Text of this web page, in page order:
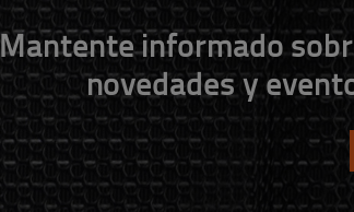
Mantente informado
novedades y